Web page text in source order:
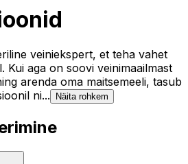
veiniekspert, et teha vahet
Kui aga on soovi veinimaailmast
arenda oma maitsemeeli, tasub
ni...
Näita rohkem